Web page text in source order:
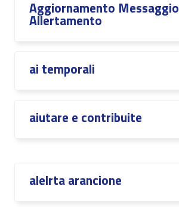
Aggiornamento Messaggio
Allertamento
ai temporali
aiutare e contribuite
alelrta arancione